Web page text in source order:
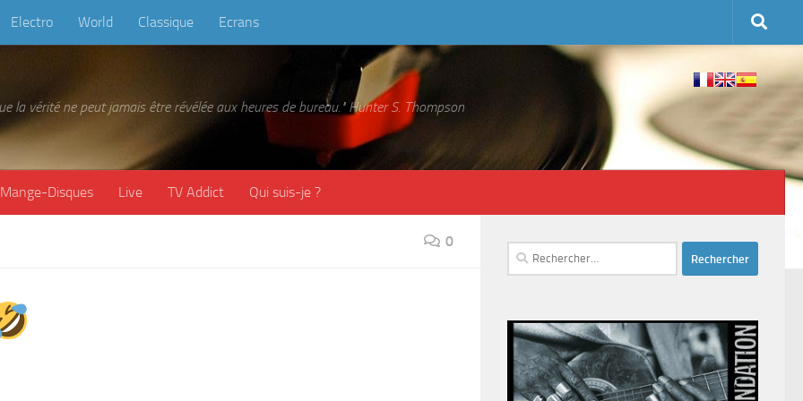
Electro World Classique Ecrans
la vérité ne peut jamais être révélée aux heures de bureau." Hunter S. Thompson
Mange-Disques Live TV Addict Qui suis-je ?
0
Rechercher :